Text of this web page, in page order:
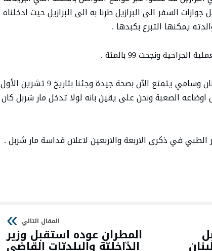
السفر الى البرازيل طرنا به الى البرازيل حيث ادخلناه
يمكنها التبرع بكبدها .
وبعد العملية بثلاثة اشهر عدنا الى لبنان وسامي يتمتع الآن بصحة جيدة وجئنا بتاريخ 9 تشرين الأول
اوضاعه الصعبة ونحن على يقين بانه لولا تدخل مار شربل كان
الطبي في ذكرى الاربعة والاربعين لاعلان قداسة مار شربل .
المطران عوده استقبل وزير
الدّاخليّة والبلديّات القاضي